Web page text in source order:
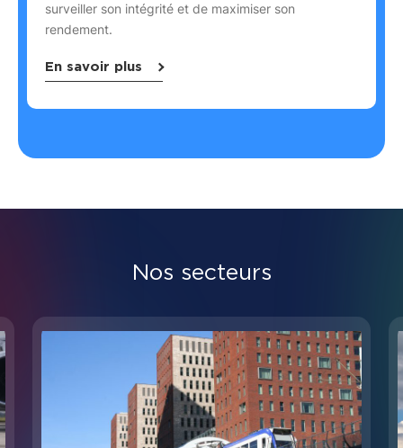
surveiller son intégrité et de maximiser son
rendement.
En savoir plus
Nos secteurs